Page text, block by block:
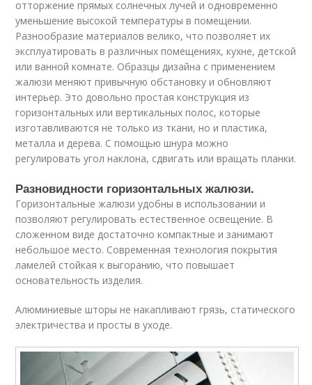
отторжение прямых солнечных лучей и одновременно
уменьшение высокой температуры в помещении.
Разнообразие материалов велико, что позволяет их
эксплуатировать в различных помещениях, кухне, детской
или ванной комнате. Образцы дизайна с применением
жалюзи меняют привычную обстановку и обновляют
интерьер. Это довольно простая конструкция из
горизонтальных или вертикальных полос, которые
изготавливаются не только из ткани, но и пластика,
металла и дерева. С помощью шнура можно
регулировать угол наклона, сдвигать или вращать планки.
Разновидности горизонтальных жалюзи.
Горизонтальные жалюзи удобны в использовании и
позволяют регулировать естественное освещение. В
сложенном виде достаточно компактные и занимают
небольшое место. Современная технология покрытия
ламелей стойкая к выгоранию, что повышает
основательность изделия.
Алюминиевые шторы не накапливают грязь, статического
электричества и просты в уходе.